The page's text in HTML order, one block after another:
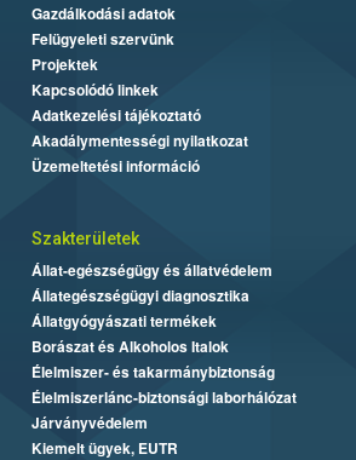
Gazdálkodási adatok
Felügyeleti szervünk
Projektek
Kapcsolódó linkek
Adatkezelési tájékoztató
Akadálymentességi nyilatkozat
Üzemeltetési információ
Szakterületek
Állat-egészségügy és állatvédelem
Állategészségügyi diagnosztika
Állatgyógyászati termékek
Borászat és Alkoholos Italok
Élelmiszer- és takarmánybiztonság
Élelmiszerlánc-biztonsági laborhálózat
Járványvédelem
Kiemelt ügyek, EUTR